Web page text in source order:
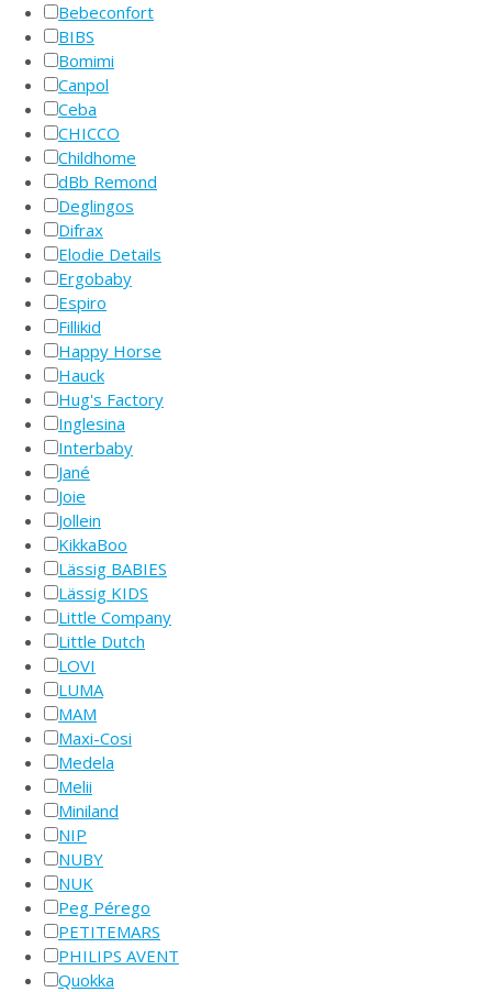
Bebeconfort
BIBS
Bomimi
Canpol
Ceba
CHICCO
Childhome
dBb Remond
Deglingos
Difrax
Elodie Details
Ergobaby
Espiro
Fillikid
Happy Horse
Hauck
Hug's Factory
Inglesina
Interbaby
Jané
Joie
Jollein
KikkaBoo
Lässig BABIES
Lässig KIDS
Little Company
Little Dutch
LOVI
LUMA
MAM
Maxi-Cosi
Medela
Melii
Miniland
NIP
NUBY
NUK
Peg Pérego
PETITEMARS
PHILIPS AVENT
Quokka